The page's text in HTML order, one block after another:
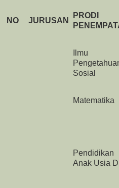
NO JURUSAN
PRODI
Ilmu
Sosial
Matematika
Pendidikan
Anak Usia